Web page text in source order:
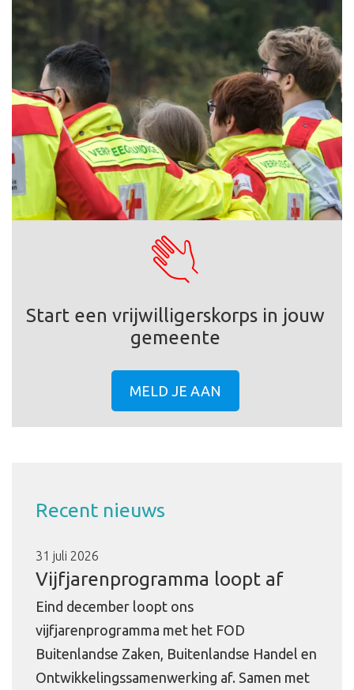
Start een vrijwilligerskorps in jouw
gemeente
MELD JE AAN
Recent nieuws
31 juli 2026
Vijfjarenprogramma loopt af
Eind december loopt ons
vijfjarenprogramma met het FOD
Buitenlandse Zaken, Buitenlandse Handel en
Ontwikkelingssamenwerking af. Samen met